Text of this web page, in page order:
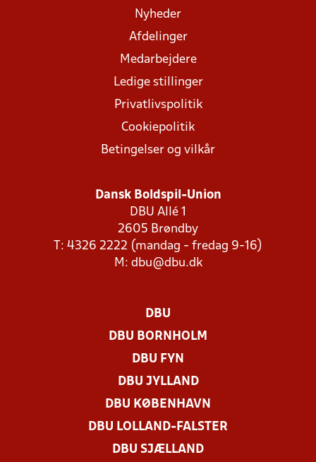
Nyheder
Afdelinger
Medarbejdere
Ledige stillinger
Privatlivspolitik
Cookiepolitik
Betingelser og vilkår
Dansk Boldspil-Union
DBU Allé 1
2605 Brøndby
T: 4326 2222 (mandag - fredag 9-16)
M: dbu@dbu.dk
DBU
DBU BORNHOLM
DBU FYN
DBU JYLLAND
DBU KØBENHAVN
DBU LOLLAND-FALSTER
DBU SJÆLLAND